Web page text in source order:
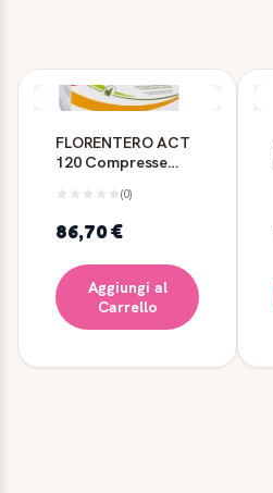
FLORENTERO ACT
120 Compresse
(0)
86,70 €
Aggiungi al
Carrello